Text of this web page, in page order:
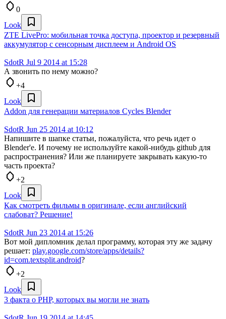
0
Look
ZTE LivePro: мобильная точка доступа, проектор и резервный
аккумулятор с сенсорным дисплеем и Android OS
SdotR Jul 9 2014 at 15:28
А звонить по нему можно?
+4
Look
Addon для генерации материалов Cycles Blender
SdotR Jun 25 2014 at 10:12
Напишите в шапке статьи, пожалуйста, что речь идет о
Blender'е. И почему не используйте какой-нибудь github для
распространения? Или же планируете закрывать какую-то
часть проекта?
+2
Look
Как смотреть фильмы в оригинале, если английский
слабоват? Решение!
SdotR Jun 23 2014 at 15:26
Вот мой дипломник делал программу, которая эту же задачу
решает: play.google.com/store/apps/details?
id=com.textsplit.android?
+2
Look
3 факта о PHP, которых вы могли не знать